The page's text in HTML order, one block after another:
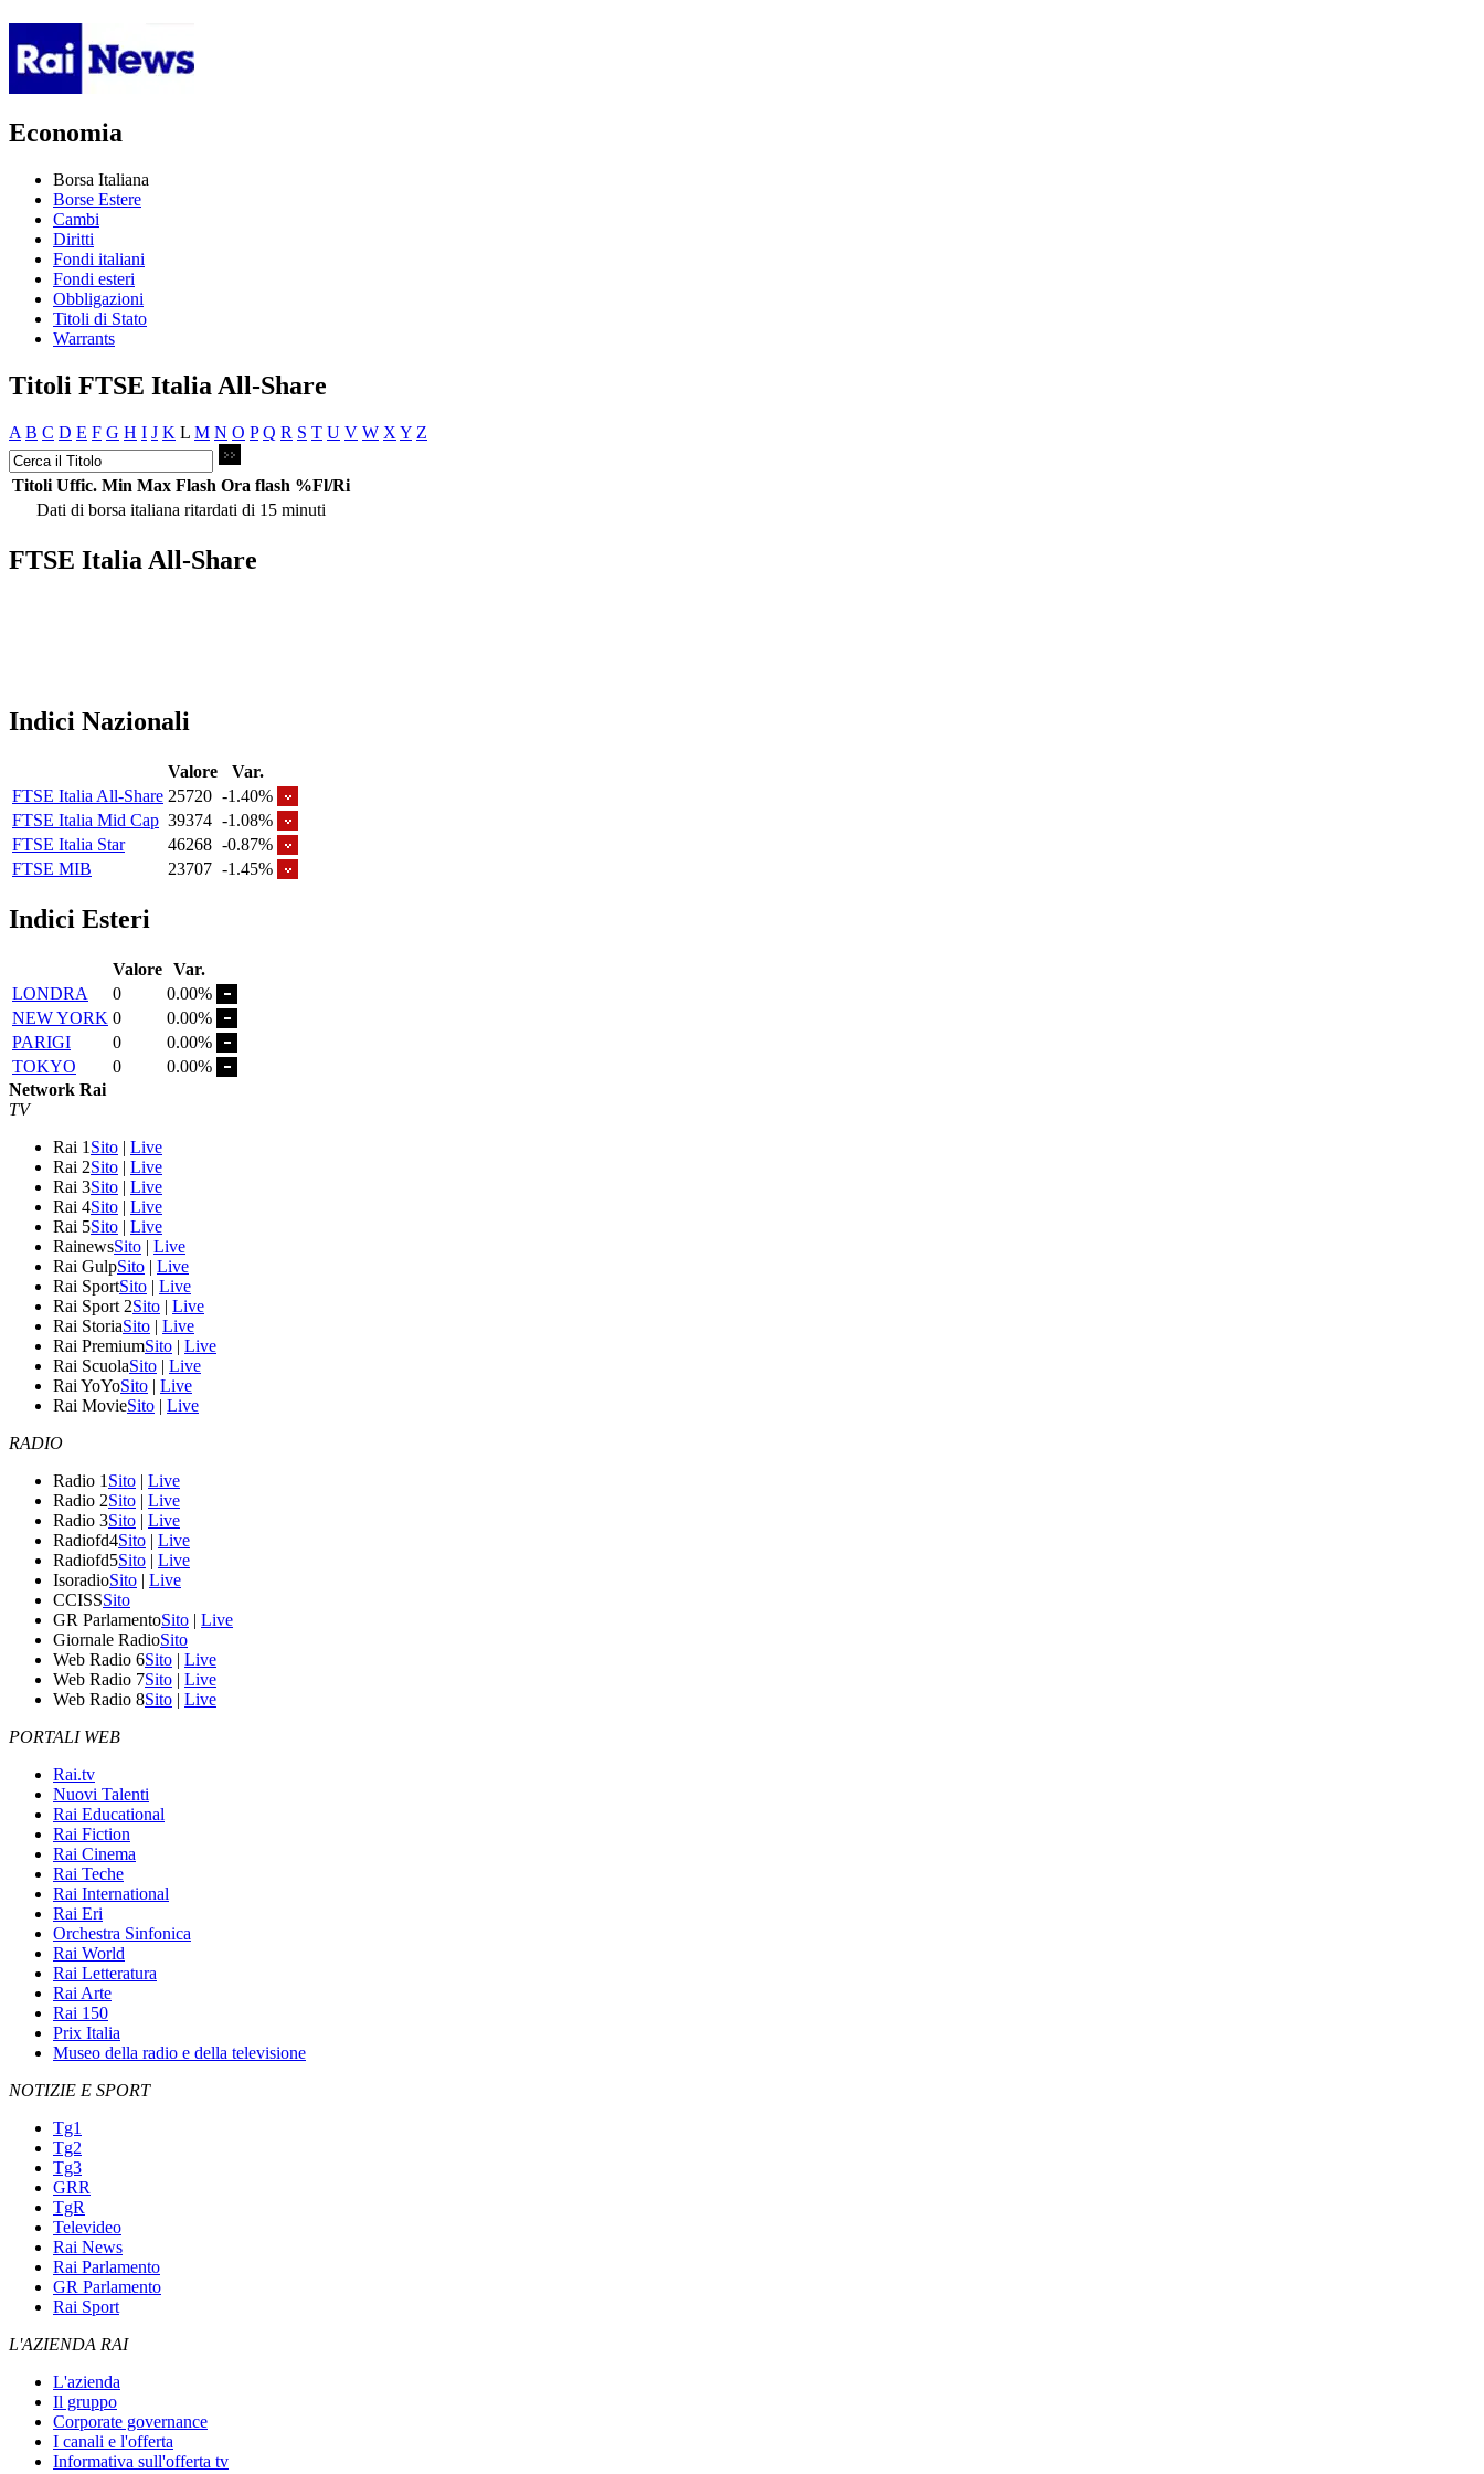
Economia
Borsa Italiana
Borse Estere
Cambi
Diritti
Fondi italiani
Fondi esteri
Obbligazioni
Titoli di Stato
Warrants
Titoli FTSE Italia All-Share
A B C D E F G H I J K L M N O P Q R S T U V W X Y Z
Titoli Uffic. Min Max Flash Ora flash %Fl/Ri
Dati di borsa italiana ritardati di 15 minuti
FTSE Italia All-Share
Indici Nazionali
Valore
Var.
FTSE Italia All-Share 25720 -1.40%
FTSE Italia Mid Cap 39374 -1.08%
FTSE Italia Star
46268 -0.87%
FTSE MIB
23707 -1.45%
Indici Esteri
Valore Var.
LONDRA
0
0.00%
NEW YORK 0
0.00%
PARIGI
0
0.00%
TOKYO
0
0.00%
Network Rai
TV
Rai 1 Sito | Live
Rai 2Sito | Live
Rai 3Sito | Live
Rai 4Sito | Live
Rai 5Sito | Live
RainewsSito | Live
Rai GulpSito | Live
Rai SportSito | Live
Rai Sport 2Sito | Live
Rai StoriaSito | Live
Rai PremiumSito | Live
Rai ScuolaSito | Live
Rai YoYoSito | Live
Rai MovieSito | Live
RADIO
Radio 1 Sito | Live
Radio 2Sito | Live
Radio 3Sito | Live
Radiofd4Sito | Live
Radiofd5Sito | Live
IsoradioSito | Live
CCISSSito
GR ParlamentoSito | Live
Giornale RadioSito
Web Radio 6Sito | Live
Web Radio 7Sito | Live
Web Radio 8Sito | Live
PORTALI WEB
Rai.tv
Nuovi Talenti
Rai Educational
Rai Fiction
Rai Cinema
Rai Teche
Rai International
Rai Eri
Orchestra Sinfonica
Rai World
Rai Letteratura
Rai Arte
Rai 150
Prix Italia
Museo della radio e della televisione
NOTIZIE E SPORT
Tg1
Tg2
Tg3
GRR
TgR
Televideo
Rai News
Rai Parlamento
GR Parlamento
Rai Sport
L'AZIENDA RAI
L'azienda
Il gruppo
Corporate governance
I canali e l'offerta
Informativa sull'offerta tv